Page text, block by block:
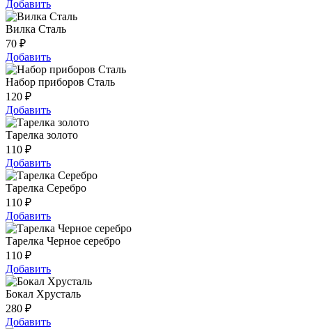
Добавить
Вилка Сталь
70 ₽
Добавить
Набор приборов Сталь
120 ₽
Добавить
Тарелка золото
110 ₽
Добавить
Тарелка Серебро
110 ₽
Добавить
Тарелка Черное серебро
110 ₽
Добавить
Бокал Хрусталь
280 ₽
Добавить